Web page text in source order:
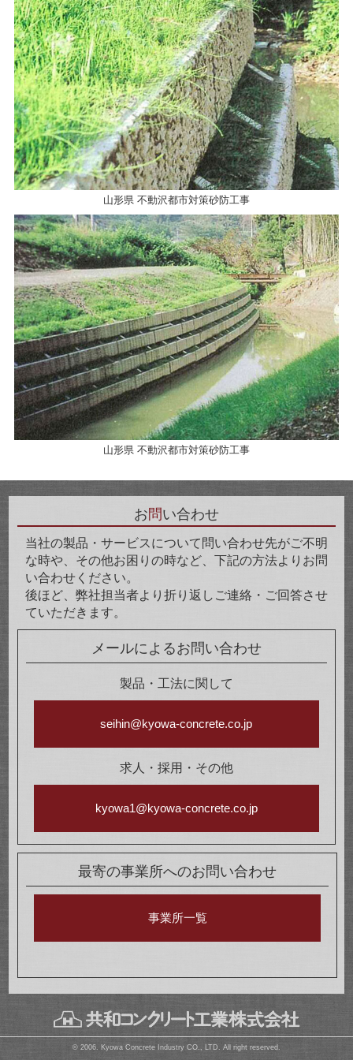
山形県 不動沢都市対策砂防工事
山形県 不動沢都市対策砂防工事
お問い合わせ
当社の製品・サービスについて問い合わせ先がご不明
な時や、その他お困りの時など、下記の方法よりお問
い合わせください。
後ほど、弊社担当者より折り返しご連絡・ご回答させ
ていただきます。
メールによるお問い合わせ
製品・工法に関して
seihin@kyowa-concrete.co.jp
求人・採用・その他
kyowa1@kyowa-concrete.co.jp
最寄の事業所へのお問い合わせ
事業所一覧
© 2006. Kyowa Concrete Industry CO., LTD. All right reserved.